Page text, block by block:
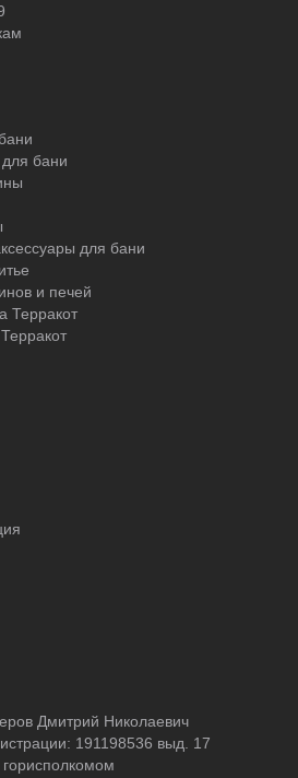
для бани
для бани
и печей
Терракот
Дмитрий Николаевич
191198536 выд. 17